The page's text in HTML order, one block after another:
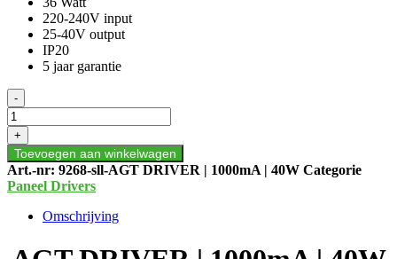
220-240V input
25-40V output
IP20
5 jaar garantie
AGT
DRIVER
|
1000mA
|
40W
aantal
-
+
Toevoegen aan winkelwagen
Art.-nr: 9268-sll-AGT DRIVER | 1000mA | 40W Categorie
Paneel Drivers
Omschrijving